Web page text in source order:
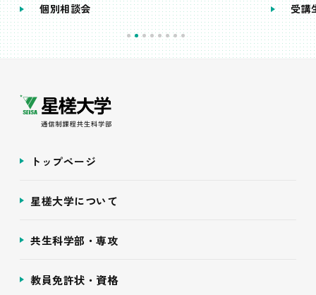
個別相談会 受講
トップページ
星槎大学について
共生科学部・専攻
教員免許状・資格